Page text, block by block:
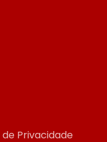
Privacidade